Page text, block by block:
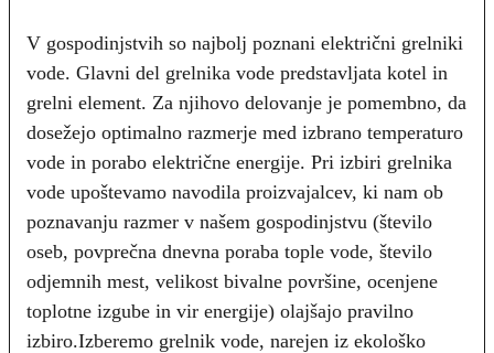
V gospodinjstvih so najbolj poznani električni grelniki
vode. Glavni del grelnika vode predstavljata kotel in
grelni element. Za njihovo delovanje je pomembno, da
dosežejo optimalno razmerje med izbrano temperaturo
vode in porabo električne energije. Pri izbiri grelnika
vode upoštevamo navodila proizvajalcev, ki nam ob
poznavanju razmer v našem gospodinjstvu (število
oseb, povprečna dnevna poraba tople vode, število
odjemnih mest, velikost bivalne površine, ocenjene
toplotne izgube in vir energije) olajšajo pravilno
izbiro.Izberemo grelnik vode, narejen iz ekološko